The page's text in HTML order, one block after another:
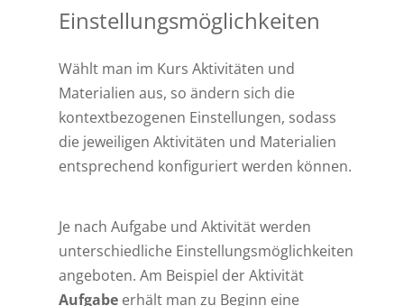
Einstellungsmöglichkeiten
Wählt man im Kurs Aktivitäten und
Materialien aus, so ändern sich die
kontextbezogenen Einstellungen, sodass
die jeweiligen Aktivitäten und Materialien
entsprechend konfiguriert werden können.
Je nach Aufgabe und Aktivität werden
unterschiedliche Einstellungsmöglichkeiten
angeboten. Am Beispiel der Aktivität
Aufgabe erhält man zu Beginn eine